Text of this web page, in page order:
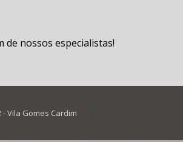
de nossos especialistas!
Vila Gomes Cardim